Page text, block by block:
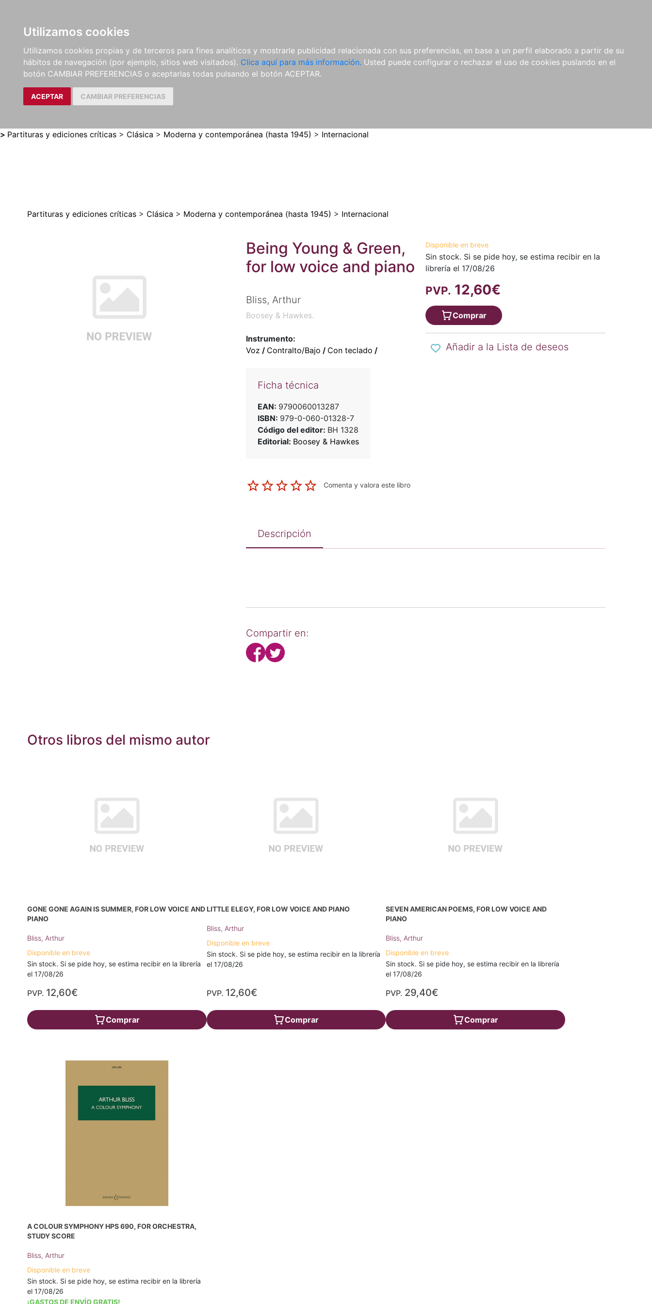
Utilizamos cookies
Utilizamos cookies propias y de terceros para fines analíticos y mostrarle publicidad relacionada con sus preferencias, en base a un perfil elaborado a partir de su
hábitos de navegación (por ejemplo, sitios web visitados). Clica aquí para más información. Usted puede configurar o rechazar el uso de cookies puslando en el
botón CAMBIAR PREFERENCIAS o aceptarlas todas pulsando el botón ACEPTAR.
ACEPTAR CAMBIAR PREFERENCIAS
LIBROS
MÉTODOS Y
EJERCICIOS
PARTITURAS Y EDICIONES
CRÍTICAS
REVISTAS
CDS Y
DVDS
MATERIAL
COMPLEMENTARIO
NOVEDADES NOTICIAS
COMPRAS
INSTITUCIONALES
> Partituras y ediciones críticas > Clásica > Moderna y contemporánea (hasta 1945) > Internacional
Partituras y ediciones críticas > Clásica > Moderna y contemporánea (hasta 1945) > Internacional
Being Young & Green,
for low voice and piano
Bliss, Arthur
Boosey & Hawkes.
Instrumento:
Voz / Contralto/Bajo / Con teclado /
Ficha técnica
EAN: 9790060013287
ISBN: 979-0-060-01328-7
Código del editor: BH 1328
Editorial: Boosey & Hawkes
Comenta y valora este libro
Disponible en breve
Sin stock. Si se pide hoy, se estima recibir en la
librería el 17/08/26
PVP. 12,60€
Comprar
Añadir a la Lista de deseos
Descripción
Compartir en:
Otros libros del mismo autor
GONE GONE AGAIN IS SUMMER, FOR LOW VOICE AND
PIANO
Bliss, Arthur
Disponible en breve
Sin stock. Si se pide hoy, se estima recibir en la librería
el 17/08/26
PVP. 12,60€
Comprar
LITTLE ELEGY, FOR LOW VOICE AND PIANO
Bliss, Arthur
Disponible en breve
Sin stock. Si se pide hoy, se estima recibir en la librería
el 17/08/26
PVP. 12,60€
Comprar
SEVEN AMERICAN POEMS, FOR LOW VOICE AND
PIANO
Bliss, Arthur
Disponible en breve
Sin stock. Si se pide hoy, se estima recibir en la librería
el 17/08/26
PVP. 29,40€
Comprar
A COLOUR SYMPHONY HPS 690, FOR ORCHESTRA,
STUDY SCORE
Bliss, Arthur
Disponible en breve
Sin stock. Si se pide hoy, se estima recibir en la librería
el 17/08/26
¡GASTOS DE ENVÍO GRATIS!